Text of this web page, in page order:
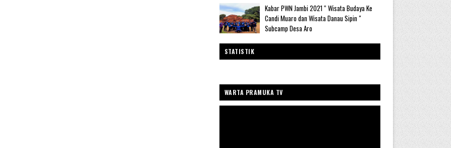
Kabar PWN Jambi 2021 “ Wisata Budaya Ke
Candi Muaro dan Wisata Danau Sipin "
Subcamp Desa Aro
STATISTIK
WARTA PRAMUKA TV